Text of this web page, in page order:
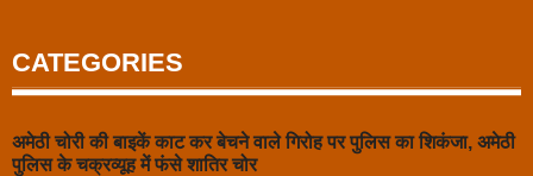
CATEGORIES
अमेठी चोरी की बाइकें काट कर बेचने वाले गिरोह पर पुलिस का शिकंजा, अमेठी
पुलिस के चक्रव्यूह में फंसे शातिर चोर